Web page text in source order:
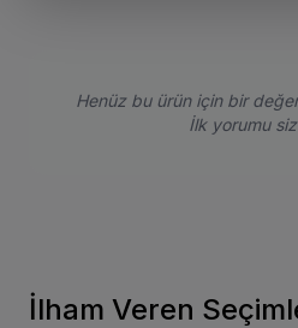
Henüz bu ürün için bir
İlk yorumu
İlham Veren